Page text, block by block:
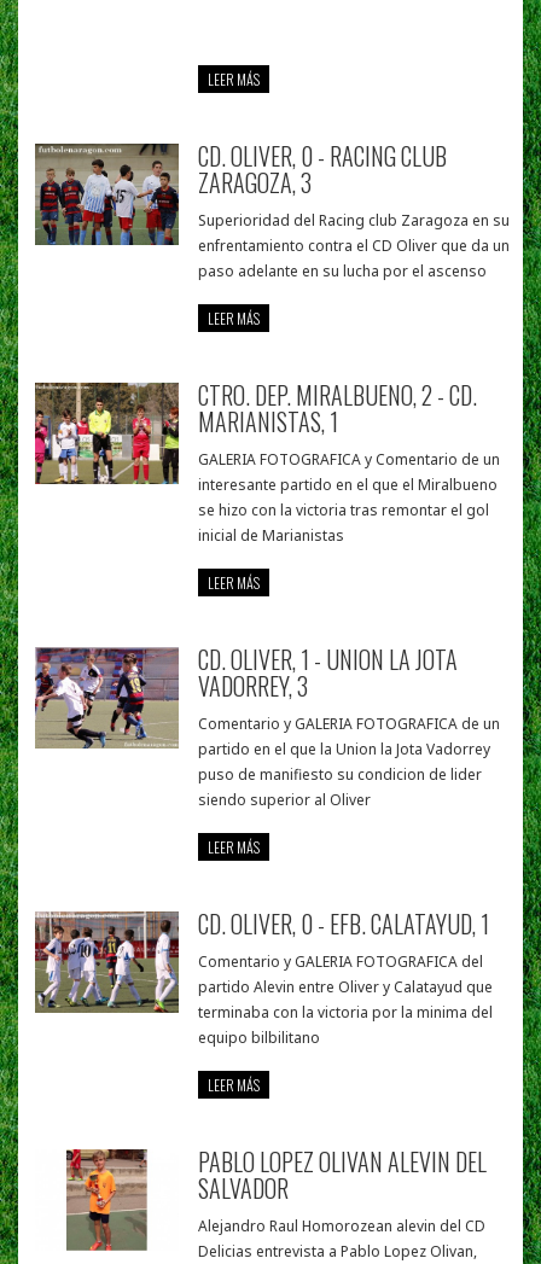
LEER MÁS
CD. OLIVER, 0 - RACING CLUB
ZARAGOZA, 3
Superioridad del Racing club Zaragoza en su
enfrentamiento contra el CD Oliver que da un
paso adelante en su lucha por el ascenso
LEER MÁS
CTRO. DEP. MIRALBUENO, 2 - CD.
MARIANISTAS, 1
GALERIA FOTOGRAFICA y Comentario de un
interesante partido en el que el Miralbueno
se hizo con la victoria tras remontar el gol
inicial de Marianistas
LEER MÁS
CD. OLIVER, 1 - UNION LA JOTA
VADORREY, 3
Comentario y GALERIA FOTOGRAFICA de un
partido en el que la Union la Jota Vadorrey
puso de manifiesto su condicion de lider
siendo superior al Oliver
LEER MÁS
CD. OLIVER, 0 - EFB. CALATAYUD, 1
Comentario y GALERIA FOTOGRAFICA del
partido Alevin entre Oliver y Calatayud que
terminaba con la victoria por la minima del
equipo bilbilitano
LEER MÁS
PABLO LOPEZ OLIVAN ALEVIN DEL
SALVADOR
Alejandro Raul Homorozean alevin del CD
Delicias entrevista a Pablo Lopez Olivan,